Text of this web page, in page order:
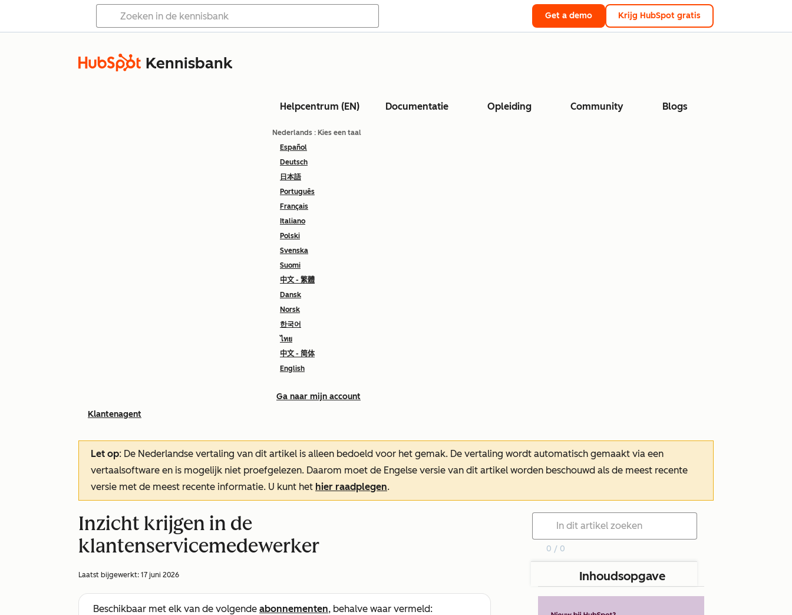
Get a demo Krijg HubSpot gratis
Kennisbank
Helpcentrum (EN) Documentatie Opleiding Community Blogs
Nederlands : Kies een taal
Español
Deutsch
日本語
Português
Français
Italiano
Polski
Svenska
Suomi
中文 - 繁體
Dansk
Norsk
한국어
ไทย
中文 - 简体
English
Ga naar mijn account
Klantenagent
Let op: De Nederlandse vertaling van dit artikel is alleen bedoeld voor het gemak. De vertaling wordt automatisch gemaakt via een
vertaalsoftware en is mogelijk niet proefgelezen. Daarom moet de Engelse versie van dit artikel worden beschouwd als de meest recente
versie met de meest recente informatie. U kunt het hier raadplegen.
Inzicht krijgen in de
klantenservicemedewerker
Laatst bijgewerkt: 17 juni 2026
Beschikbaar met elk van de volgende abonnementen, behalve waar vermeld:
0 / 0
Inhoudsopgave